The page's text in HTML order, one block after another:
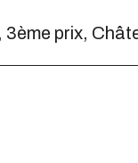
prix,